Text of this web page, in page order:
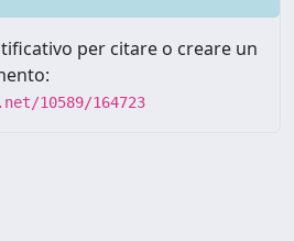
per citare o creare un
10589/164723